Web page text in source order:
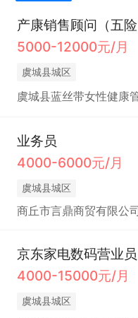
产康销售顾问（五
5000-12000元/月
虞城县城区
虞城县蓝丝带女性健康
业务员
4000-6000元/月
虞城县城区
商丘市言鼎商贸有限公司
京东家电数码营业员
4000-15000元/月
虞城县城区